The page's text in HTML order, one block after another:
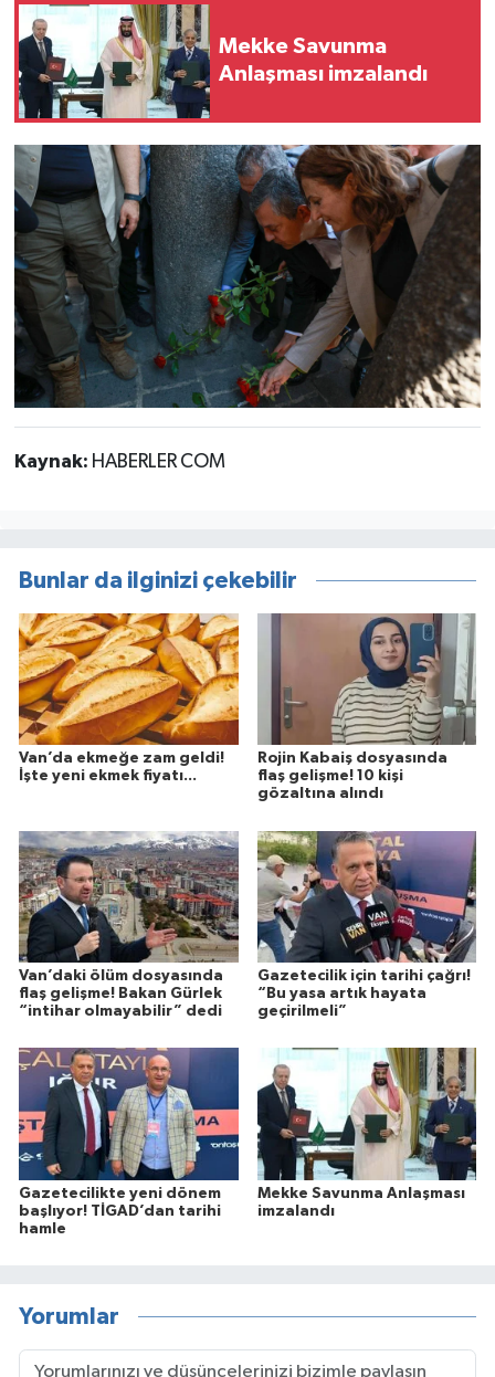
Mekke Savunma
Anlaşması imzalandı
Kaynak: HABERLER COM
Bunlar da ilginizi çekebilir
Van’da ekmeğe zam geldi!
İşte yeni ekmek fiyatı...
Rojin Kabaiş dosyasında
flaş gelişme! 10 kişi
gözaltına alındı
Van’daki ölüm dosyasında
flaş gelişme! Bakan Gürlek
“intihar olmayabilir” dedi
Gazetecilik için tarihi çağrı!
“Bu yasa artık hayata
geçirilmeli”
Gazetecilikte yeni dönem
başlıyor! TİGAD’dan tarihi
hamle
Mekke Savunma Anlaşması
imzalandı
Yorumlar